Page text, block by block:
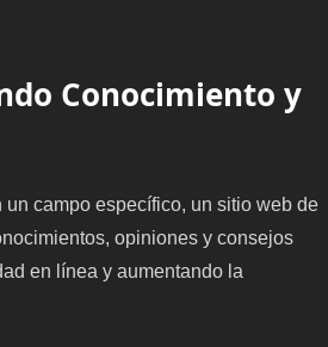
Conocimiento y
campo específico, un sitio web de
opiniones y consejos
en línea y aumentando la